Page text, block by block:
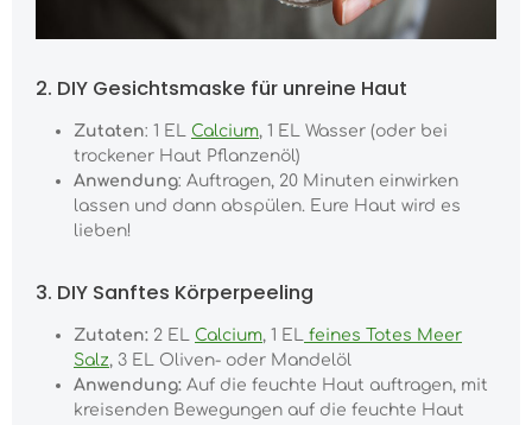
2. DIY Gesichtsmaske für unreine Haut
Zutaten: 1 EL Calcium, 1 EL Wasser (oder bei
trockener Haut Pflanzenöl)
Anwendung: Auftragen, 20 Minuten einwirken
lassen und dann abspülen. Eure Haut wird es
lieben!
3. DIY Sanftes Körperpeeling
Zutaten: 2 EL Calcium, 1 EL feines Totes Meer
Salz, 3 EL Oliven- oder Mandelöl
Anwendung: Auf die feuchte Haut auftragen, mit
kreisenden Bewegungen auf die feuchte Haut